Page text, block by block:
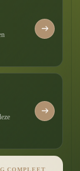
COMPLEET